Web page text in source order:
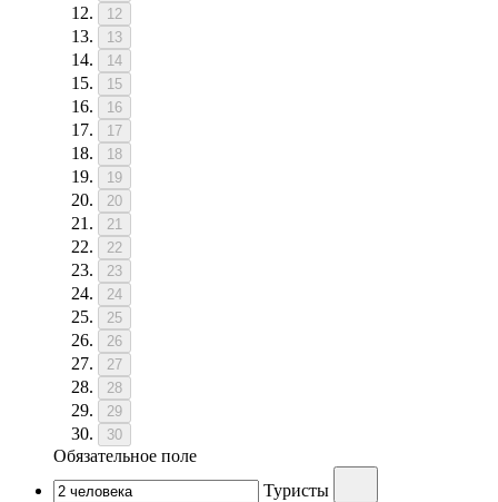
12
13
14
15
16
17
18
19
20
21
22
23
24
25
26
27
28
29
30
Обязательное поле
Туристы